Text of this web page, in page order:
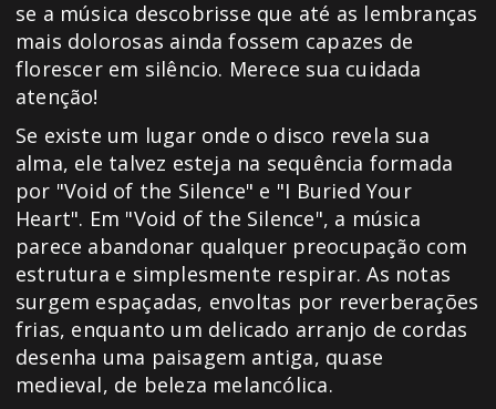
se a música descobrisse que até as lembranças
mais dolorosas ainda fossem capazes de
florescer em silêncio. Merece sua cuidada
atenção!
Se existe um lugar onde o disco revela sua
alma, ele talvez esteja na sequência formada
por "Void of the Silence" e "I Buried Your
Heart". Em "Void of the Silence", a música
parece abandonar qualquer preocupação com
estrutura e simplesmente respirar. As notas
surgem espaçadas, envoltas por reverberações
frias, enquanto um delicado arranjo de cordas
desenha uma paisagem antiga, quase
medieval, de beleza melancólica.